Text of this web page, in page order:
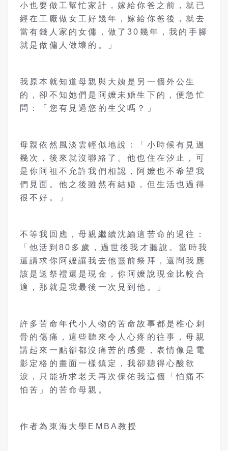
小也要做工幫忙家計，嫁給你爸之前，就已
經在工廠做女工好幾年，嫁給你爸後，就去
當有錢人家的女傭，做了30幾年，我的手腳
就是做傭人做壞的。」
我原本就知道母親與大姨是另一個外公生
的，卻不知她們是阿嬤未婚生下的，便急忙
問：「您有見過您的生父嗎？」
母親依然風淡雲輕似地說：「小時候有見過
幾次，後來就沒聯絡了。他也住在汐止，可
是你阿祖不允許我們相認，阿嬤也不希望我
們見面。他之後雖然有結婚，但生活也過得
很不好。」
不等我回應，母親繼續沈緬這苦命的過往：
「他活到80多歲，過世後我才聽說。當時我
還請求你阿嬤讓我去他靈前祭拜，還問我應
該是送祭禮還是現金，你阿嬤說現金比較合
適，那就是我最後一次見到他。」
許多苦命年代小人物的苦命故事都是椎心刺
骨的傷痛，這些聽來令人心疼的往事，母親
講起來一點卻都沒痛苦的感覺，表情像是電
影定格的畫面一樣鎮定，我卻聽得心酸欲
淚，只能祈求老天再次保佑我這個「怕痛不
怕苦」的苦命母親。
作者為東海大學EMBA教授